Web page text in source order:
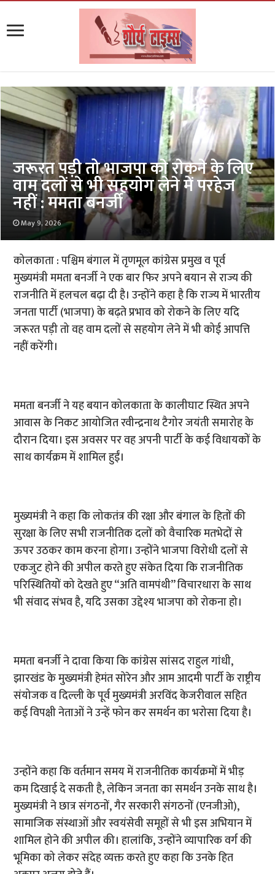
जरूरत पड़ी तो भाजपा काे राेकने के लिए
वाम दलों से भी सहयाेग लेने में परहेज
नहीं : ममता बनर्जी
May 9, 2026
कोलकाता : पश्चिम बंगाल में तृणमूल कांग्रेस प्रमुख व पूर्व
मुख्यमंत्री ममता बनर्जी ने एक बार फिर अपने बयान से राज्य की
राजनीति में हलचल बढ़ा दी है। उन्होंने कहा है कि राज्य में भारतीय
जनता पार्टी (भाजपा) के बढ़ते प्रभाव को रोकने के लिए यदि
जरूरत पड़ी तो वह वाम दलों से सहयोग लेने में भी कोई आपत्ति
नहीं करेंगी।
ममता बनर्जी ने यह बयान कोलकाता के कालीघाट स्थित अपने
आवास के निकट आयोजित रवीन्द्रनाथ टैगोर जयंती समारोह के
दौरान दिया। इस अवसर पर वह अपनी पार्टी के कई विधायकों के
साथ कार्यक्रम में शामिल हुईं।
मुख्यमंत्री ने कहा कि लोकतंत्र की रक्षा और बंगाल के हितों की
सुरक्षा के लिए सभी राजनीतिक दलों को वैचारिक मतभेदों से
ऊपर उठकर काम करना होगा। उन्होंने भाजपा विरोधी दलों से
एकजुट होने की अपील करते हुए संकेत दिया कि राजनीतिक
परिस्थितियों को देखते हुए “अति वामपंथी” विचारधारा के साथ
भी संवाद संभव है, यदि उसका उद्देश्य भाजपा को रोकना हो।
ममता बनर्जी ने दावा किया कि कांग्रेस सांसद राहुल गांधी,
झारखंड के मुख्यमंत्री हेमंत सोरेन और आम आदमी पार्टी के राष्ट्रीय
संयोजक व दिल्ली के पूर्व मुख्यमंत्री अरविंद केजरीवाल सहित
कई विपक्षी नेताओं ने उन्हें फोन कर समर्थन का भरोसा दिया है।
उन्होंने कहा कि वर्तमान समय में राजनीतिक कार्यक्रमों में भीड़
कम दिखाई दे सकती है, लेकिन जनता का समर्थन उनके साथ है।
मुख्यमंत्री ने छात्र संगठनों, गैर सरकारी संगठनों (एनजीओ),
सामाजिक संस्थाओं और स्वयंसेवी समूहों से भी इस अभियान में
शामिल होने की अपील की। हालांकि, उन्होंने व्यापारिक वर्ग की
भूमिका को लेकर संदेह व्यक्त करते हुए कहा कि उनके हित